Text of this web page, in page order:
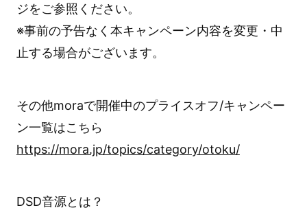
ジをご参照ください。
※事前の予告なく本キャンペーン内容を変更・中
止する場合がございます。
その他moraで開催中のプライスオフ/キャンペー
ン一覧はこちら
https://mora.jp/topics/category/otoku/
DSD音源とは？